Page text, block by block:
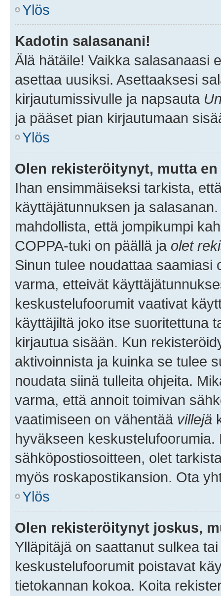
Ylös
Kadotin salasanani!
Älä hätäile! Vaikka salasanaasi
asettaa uusiksi. Asettaaksesi
kirjautumissivulle ja napsauta
ja pääset pian kirjautumaan
Ylös
Olen rekisteröitynyt, mutta
Ihan ensimmäiseksi tarkista,
käyttäjätunnuksen ja
mahdollista, että jompikumpi
COPPA-tuki on päällä ja olet
Sinun tulee noudattaa saamiasi
varma, etteivät
keskustelufoorumit vaativat
käyttäjiltä joko itse suoritettuna
kirjautua sisään. Kun
aktivoinnista ja kuinka se tulee
noudata siinä tulleita ohjeita.
varma, että annoit toimivan
vaatimiseen on vähentää villejä
hyväkseen
sähköpostiosoitteen, olet
myös roskapostikansion. Ota
Ylös
Olen rekisteröitynyt joskus,
Ylläpitäjä on saattanut sulkea
keskustelufoorumit poistavat
tietokannan kokoa. Koita